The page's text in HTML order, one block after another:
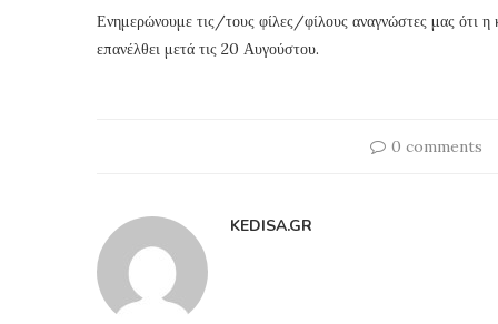
Ενημερώνουμε τις/τους φίλες/φίλους αναγνώστες μας ότι
επανέλθει μετά τις 20 Αυγούστου.
0 comments
KEDISA.GR